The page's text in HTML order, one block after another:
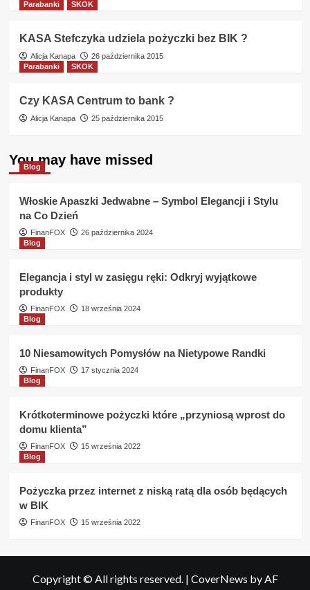
Parabanki
SKOK
KASA Stefczyka udziela pożyczki bez BIK ?
Alicja Kanapa
26 października 2015
Parabanki
SKOK
Czy KASA Centrum to bank ?
Alicja Kanapa 25 października 2015
You may have missed
Blog
Włoskie Apaszki Jedwabne – Symbol Elegancji i Stylu
na Co Dzień
FinanFOX
26 października 2024
Blog
Elegancja i styl w zasięgu ręki: Odkryj wyjątkowe
produkty
FinanFOX
18 września 2024
Blog
10 Niesamowitych Pomysłów na Nietypowe Randki
FinanFOX
17 stycznia 2024
Blog
Krótkoterminowe pożyczki które „przyniosą wprost do
domu klienta”
FinanFOX
15 września 2022
Blog
Pożyczka przez internet z niską ratą dla osób będących
w BIK
FinanFOX 15 września 2022
Copyright © All rights reserved. | CoverNews by AF